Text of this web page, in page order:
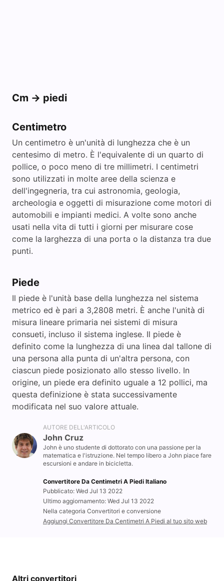
Cm -> piedi
Centimetro
Un centimetro è un'unità di lunghezza che è un
centesimo di metro. È l'equivalente di un quarto di
pollice, o poco meno di tre millimetri. I centimetri
sono utilizzati in molte aree della scienza e
dell'ingegneria, tra cui astronomia, geologia,
archeologia e oggetti di misurazione come motori di
automobili e impianti medici. A volte sono anche
usati nella vita di tutti i giorni per misurare cose
come la larghezza di una porta o la distanza tra due
punti.
Piede
Il piede è l'unità base della lunghezza nel sistema
metrico ed è pari a 3,2808 metri. È anche l'unità di
misura lineare primaria nei sistemi di misura
consueti, incluso il sistema inglese. Il piede è
definito come la lunghezza di una linea dal tallone di
una persona alla punta di un'altra persona, con
ciascun piede posizionato allo stesso livello. In
origine, un piede era definito uguale a 12 pollici, ma
questa definizione è stata successivamente
modificata nel suo valore attuale.
AUTORE DELL'ARTICOLO
John Cruz
John è uno studente di dottorato con una passione per la
matematica e l'istruzione. Nel tempo libero a John piace fare
escursioni e andare in bicicletta.
Convertitore Da Centimetri A Piedi Italiano
Pubblicato: Wed Jul 13 2022
Ultimo aggiornamento: Wed Jul 13 2022
Nella categoria Convertitori e conversione
Aggiungi Convertitore Da Centimetri A Piedi al tuo sito web
Altri convertitori